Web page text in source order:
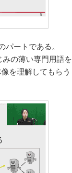
ートである。
の薄い専門用語を
を理解してもらう